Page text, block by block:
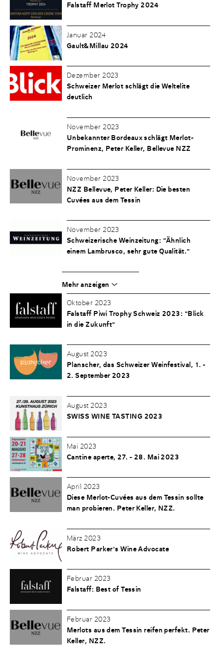
Falstaff Merlot Trophy 2024
Januar 2024
Gault&Millau 2024
Dezember 2023
Schweizer Merlot schlägt die Weltelite
deutlich
November 2023
Unbekannter Bordeaux schlägt Merlot-
Prominenz, Peter Keller, Bellevue NZZ
November 2023
NZZ Bellevue, Peter Keller: Die besten
Cuvées aus dem Tessin
November 2023
Schweizerische Weinzeitung: "Ähnlich
einem Lambrusco, sehr gute Qualität."
Mehr anzeigen
Oktober 2023
Falstaff Piwi Trophy Schweiz 2023: "Blick
in die Zukunft"
August 2023
Planscher, das Schweizer Weinfestival, 1. -
2. September 2023
August 2023
SWISS WINE TASTING 2023
Mai 2023
Cantine aperte, 27. - 28. Mai 2023
April 2023
Diese Merlot-Cuvées aus dem Tessin sollte
man probieren. Peter Keller, NZZ.
März 2023
Robert Parker's Wine Advocate
Februar 2023
Falstaff: Best of Tessin
Februar 2023
Merlots aus dem Tessin reifen perfekt. Peter
Keller, NZZ.